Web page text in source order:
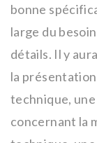
bonne
large du
détails. Il y
la
technique,
concernant la